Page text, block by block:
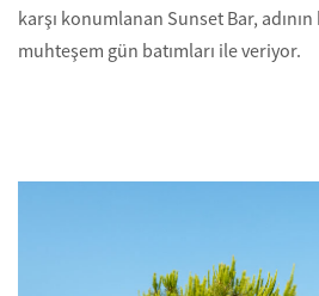
karşı konumlanan Sunset Bar, adının
muhteşem gün batımları ile veriyor.